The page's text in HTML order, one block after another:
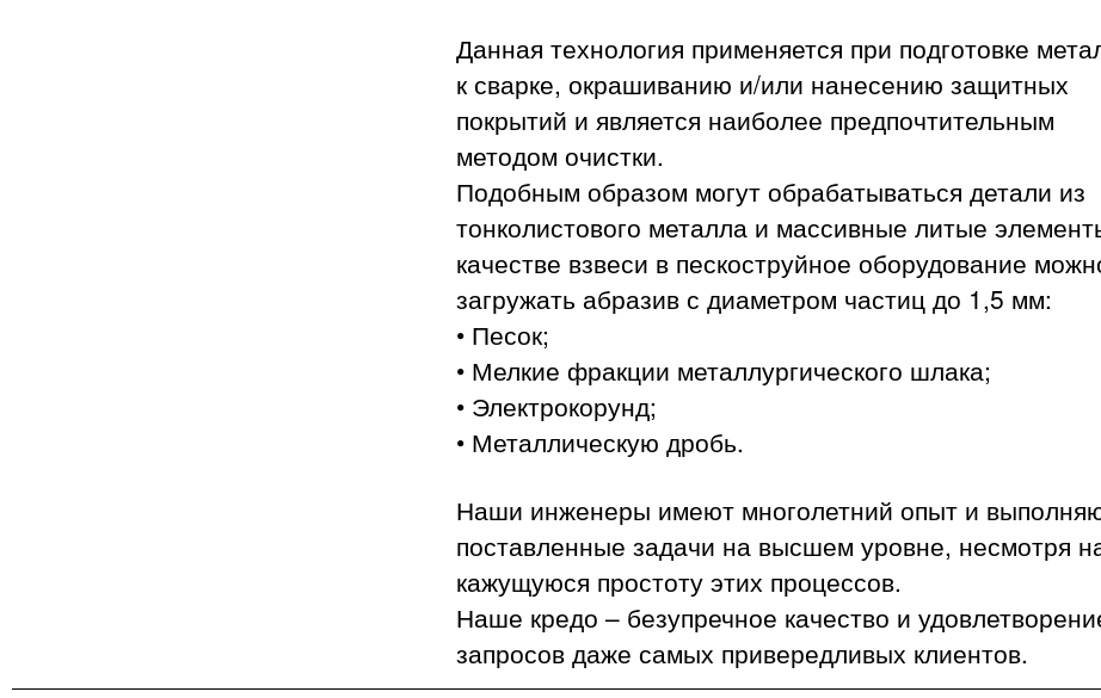
Данная технология применяется при подготовке
к сварке, окрашиванию и/или нанесению защитных
покрытий и является наиболее предпочтительным
методом очистки.
Подобным образом могут обрабатываться детали из
тонколистового металла и массивные литые
качестве взвеси в пескоструйное оборудование
загружать абразив с диаметром частиц до 1,5 мм:
• Песок;
• Мелкие фракции металлургического шлака;
• Электрокорунд;
• Металлическую дробь.
Наши инженеры имеют многолетний опыт и
поставленные задачи на высшем уровне, несмотря
кажущуюся простоту этих процессов.
Наше кредо – безупречное качество и
запросов даже самых привередливых клиентов.